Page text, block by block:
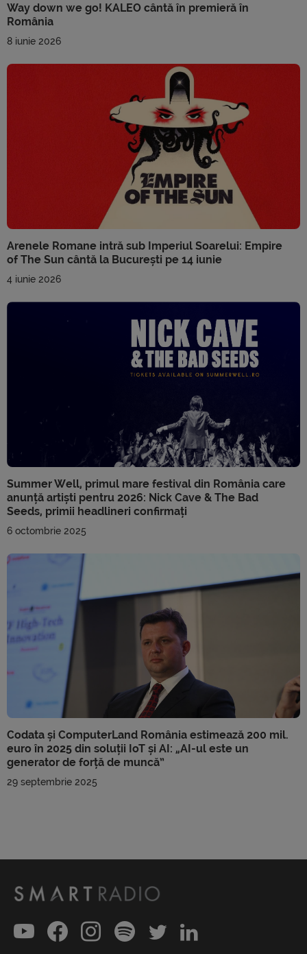
Way down we go! KALEO cântă în premieră în
România
8 iunie 2026
Arenele Romane intră sub Imperiul Soarelui: Empire
of The Sun cântă la București pe 14 iunie
4 iunie 2026
Summer Well, primul mare festival din România care
anunță artiști pentru 2026: Nick Cave & The Bad
Seeds, primii headlineri confirmați
6 octombrie 2025
Codata și ComputerLand România estimează 200 mil.
euro în 2025 din soluții IoT și AI: „AI-ul este un
generator de forță de muncă”
29 septembrie 2025